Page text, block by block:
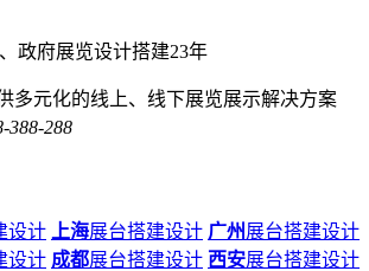
政府展览设计搭建23年
多元化的线上、线下展览展示解决方案
388-288
设计 上海展台搭建设计 广州展台搭建设计
设计 成都展台搭建设计 西安展台搭建设计